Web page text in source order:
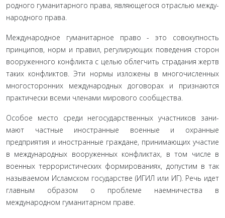
родного гуманитарного права, являющегося отраслью между­
народного права.
Международное гуманитарное право - это совокупность
принципов, норм и правил, регулирующих поведения сторон
вооруженного конфликта с целью облегчить страдания жертв
таких конфликтов. Эти нормы изложены в многочисленных
многосторонних международных договорах и признаются
практически всеми членами мирового сообщества.
Особое место среди негосударственных участников зани­
мают частные иностранные военные и охранные
предприятия и иностранные граждане, принимающих участие
в междуна­родных вооруженных конфликтах, в том числе в
военных тер­рористических формированиях, допустим в так
называемом Исламском государстве (ИГИЛ или ИГ). Речь идет
главным образом о проблеме наемничества в
международном гумани­тарном праве.